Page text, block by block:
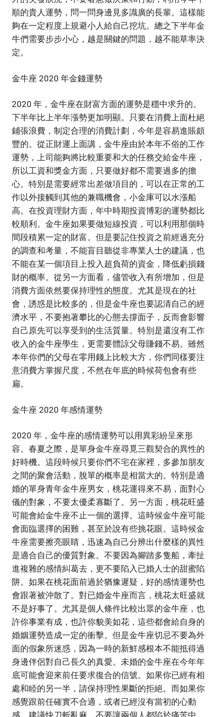
順的貴人運勢，問一問身邊見多識廣的長輩。這樣能
夠在一定程度上規避小人給自己挖坑。總之下半年金
牛們需要步步小心，越是關鍵的問題，越不能草率決
定。
金牛座 2020 年金錢運勢
2020 年，金牛座在財富方面的運勢是穩中求升的。
下半年比上半年漲勢更加明顯。只要在消費上面杜絕
鋪張浪費，制定合理的消費計劃，今年是容易進賬頗
豐的。從正財運上面講，金牛座由於本年不俗的工作
運勢，上司能夠將比較重要和大的任務交給金牛座，
所以工資和獎金方面，只要做好都不需要過多的擔
心。特別是需要經常出差做項目的，可以在正常的工
作以外接觸到其他的兼職機會，小金庫可以水漲船
高。在投資理財方面，年中時期投資博彩的運勢都比
較順利。金牛座如果要做短線投資，可以利用那個時
間段積累一定的財富。但是要記住投資之前經過充分
的調查和考量，不能盲目聽從非專業人士的建議，也
不能在某一個項目上投入超負荷的資金，降低虧損錢
財的概率。從另一方面看，儘管收入有所增加，但是
消費方面依然要保持理性的態度。尤其是現在的社
會，誘惑是比較多的，但是金牛座也要認清自己的經
濟水平，不要抱著攀比的心態去撐面子，反而會影響
自己原先可以享受到的生活質量。特別是還沒有工作
收入的金牛座學生，更需要體諒父母賺錢不易。雖然
本年你們的父母在零用錢上比較大方，你們同樣要注
意消費方掌握尺度，不然在年底的時候荷包會有些
扁。
金牛座 2020 年感情運勢
2020 年，金牛座的感情運勢可以用異彩紛呈來形
容。春夏之際，是單身金牛座尋覓三觀契合的異性的
好時機。這段時候只要你們不宅在家裡，多參加朋友
之間的聚會活動，脫單的概率是相當大的。特別是適
婚的單身青年金牛座男女，桃花運得來不易，面對心
儀的對象，不要太優柔寡斷了。另一方面，桃花旺盛
可能會給金牛座不止一個的選擇。這時候金牛座可能
會面臨選擇的困難，甚至於說有些挑花眼。這時候金
牛座需要擦亮眼睛，迅速為自己分辨出什麼樣的異性
是適合自己的優質對象。不要因為腳踏多隻船，牽扯
進複雜的感情糾葛去，更不要陷入已婚人士的甜蜜陷
阱。如果在桃花面前過於猶豫遲疑，好的感情運勢也
會跟著被沖散了。對已婚金牛座而言，桃花太旺盛就
不是好事了。尤其是個人條件比較出眾的金牛座，也
許你事業有成，也許你貌美如花，這些都會給自身的
婚姻運勢造成一定的衝擊。但是金牛座切忌不要為外
面的假象所迷惑，因為一時的新鮮感根本不能抵得過
身邊伴侶對自己長久的真愛。未婚的金牛座在今年年
底可能會迎來前任要求復合的信號。如果你已經有相
處和睦的另一半，請保持理性果斷的拒絕。而如果你
感覺跟前任確實不合適，或者已經沒有當初的心動
感，建議快刀斬亂麻，不要讓兩個人都陷於痛苦中。